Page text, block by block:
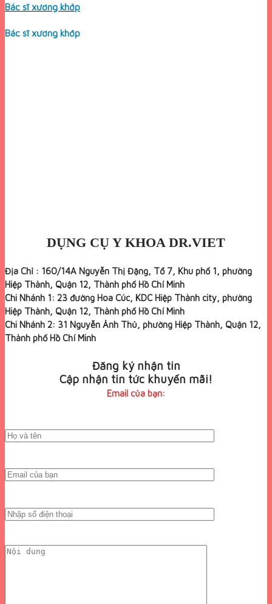
Bác sĩ xương khớp
Bác sĩ xương khớp
DỤNG CỤ Y KHOA DR.VIET
Địa Chỉ : 160/14A Nguyễn Thị Đặng, Tổ 7, Khu phố 1, phường
Hiệp Thành, Quận 12, Thành phố Hồ Chí Minh
Chi Nhánh 1: 23 đường Hoa Cúc, KDC Hiệp Thành city, phường
Hiệp Thành, Quận 12, Thành phố Hồ Chí Minh
Chi Nhánh 2: 31 Nguyễn Ảnh Thủ, phường Hiệp Thành, Quận 12,
Thành phố Hồ Chí Minh
Đăng ký nhận tin
Cập nhận tin tức khuyến mãi!
Email của bạn: